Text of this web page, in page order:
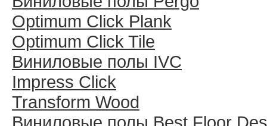
Optimum Click Plank
Optimum Click Tile
Виниловые полы IVC
Impress Click
Transform Wood